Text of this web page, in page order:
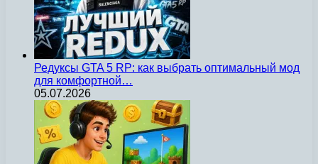
Редуксы GTA 5 RP: как выбрать оптимальный мод
для комфортной…
05.07.2026